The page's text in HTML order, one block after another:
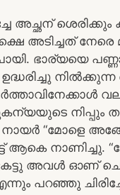
അച്ഛന് ശെരിക്കും
അടിച്ചത്‌ നേരെ
ഭാര്യയെ
നിപ്പും
“മോളെ
നാണിച്ചു.
അവൾ ഓണ്
എന്നും പറഞ്ഞു